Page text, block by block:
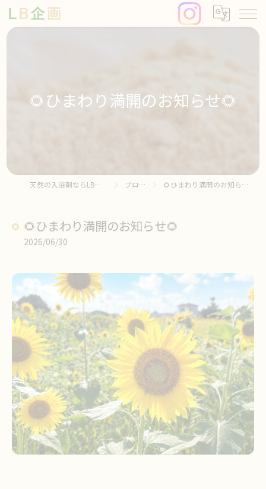
🌻ひまわり満開のお知らせ🌻
天然の入浴剤ならLB企画 ブログ 🌻ひまわり満開のお知らせ🌻
🌻ひまわり満開のお知らせ🌻
2026/06/30